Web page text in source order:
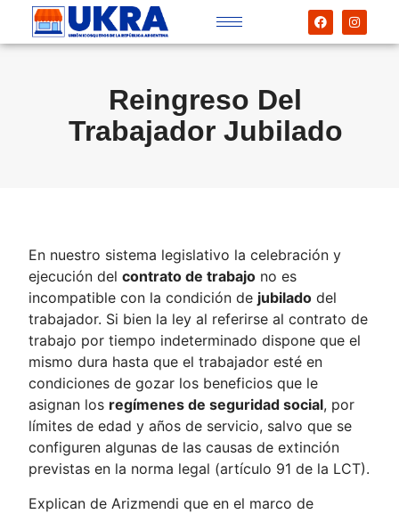
Reingreso Del
Trabajador Jubilado
En nuestro sistema legislativo la celebración y
ejecución delcontrato de trabajo no es
incompatible con la condición de jubilado del
trabajador. Si bien la ley al referirse al contrato de
trabajo por tiempo indeterminado dispone que el
mismo dura hasta que el trabajador esté en
condiciones de gozar los beneficios que le
asignan los regímenes de seguridad social, por
límites de edad y años de servicio, salvo que se
configuren algunas de las causas de extinción
previstas en la norma legal (artículo 91 de la LCT).
Explican de Arizmendi que en el marco de